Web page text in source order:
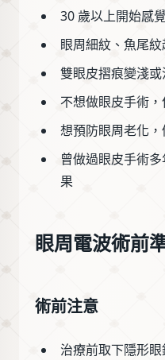
30 歲以上開始感
眼周細紋、魚尾
雙眼皮摺痕變淺或
不想做眼皮手術
想預防眼周老化
曾做過眼皮手術
果
眼周電波術前
術前注意
治療前取下隱形眼